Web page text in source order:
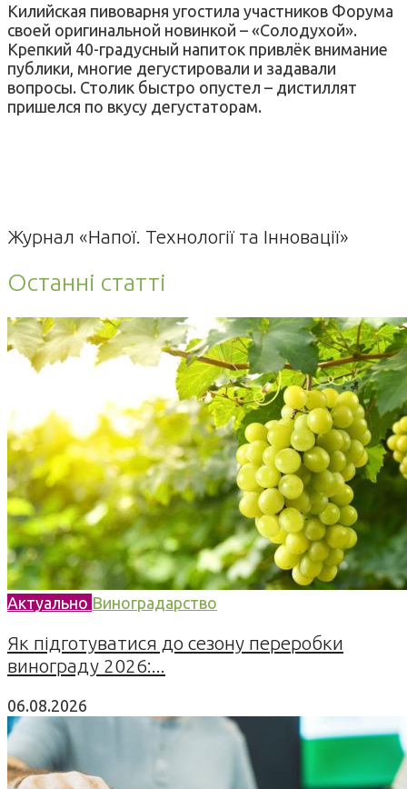
Килийская пивоварня угостила участников Форума
своей оригинальной новинкой – «Солодухой».
Крепкий 40-градусный напиток привлёк внимание
публики, многие дегустировали и задавали
вопросы. Столик быстро опустел – дистиллят
пришелся по вкусу дегустаторам.
Журнал «Напої. Технології та Інновації»
Останні статті
Актуально Виноградарство
Як підготуватися до сезону переробки
винограду 2026:...
06.08.2026